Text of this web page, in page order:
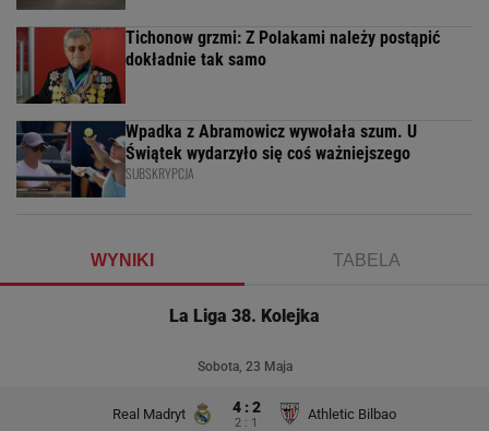
Tichonow grzmi: Z Polakami należy postąpić
dokładnie tak samo
Wpadka z Abramowicz wywołała szum. U
Świątek wydarzyło się coś ważniejszego
SUBSKRYPCJA
WYNIKI TABELA
La Liga 38. Kolejka
Sobota, 23 Maja
Real Madryt 4 : 2
2 : 1
Athletic Bilbao